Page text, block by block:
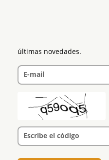
últimas novedades.
E-mail
Escribe el código